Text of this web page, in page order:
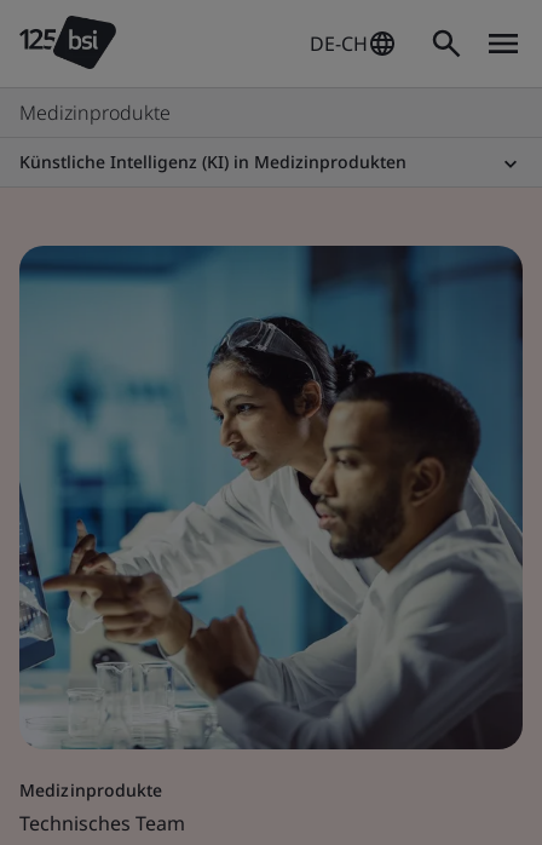
DE-CH
Medizinprodukte
Künstliche Intelligenz (KI) in Medizinprodukten
Medizinprodukte
Technisches Team